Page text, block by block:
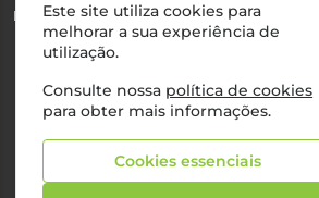
Nº Infarmed: 21 798 7100 (chamada para
Direção Técnica:Maria
NIPC:510103669 | Teresa Almeida -
Alvará nº:2994
©2026 Todos os direitos
Este site utiliza cookies para
melhorar a sua experiência de
utilização.
Consulte nossa política de cookies
para obter mais informações.
Cookies essenciais